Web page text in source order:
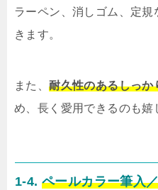
ラーペン、消しゴム、定
きます。
また、耐久性のあるしっか
め、長く愛用できるのも嬉
1-4. ペールカラー筆入